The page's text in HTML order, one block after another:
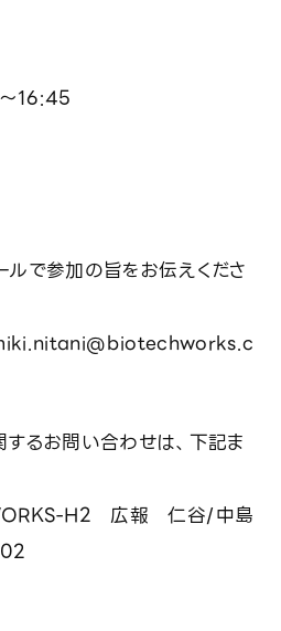
16:45
で参加の旨をお伝えくださ
miki.nitani@biotechworks.c
するお問い合わせは、下記ま
H2 広報 仁谷/中島